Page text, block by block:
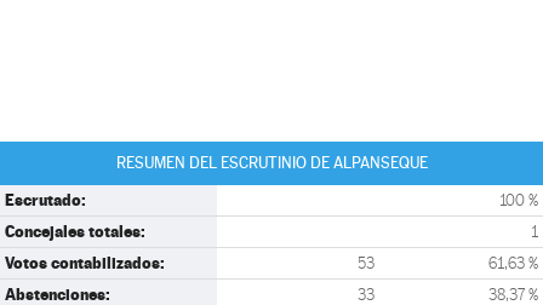
RESUMEN DEL ESCRUTINIO DE ALPANSEQUE
Escrutado: 100 %
Concejales totales: 1
Votos contabilizados: 53 61,63 %
Abstenciones: 33 38,37 %